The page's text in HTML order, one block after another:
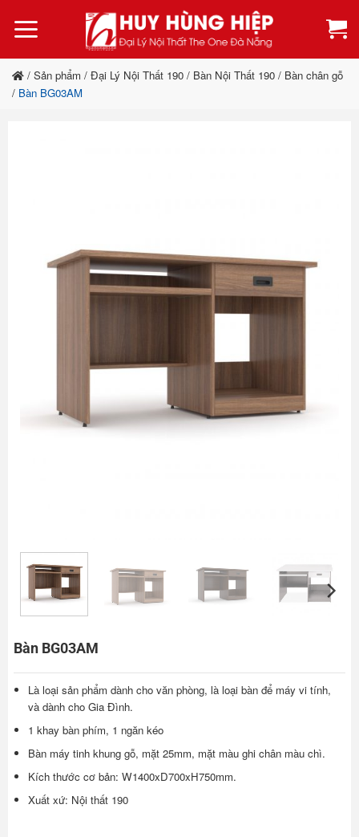
qua
dung
/ Sản phẩm / Đại Lý Nội Thất 190 / Bàn Nội Thất 190 / Bàn chân gỗ
/ Bàn BG03AM
Bàn BG03AM
Là loại sản phẩm dành cho văn phòng, là loại bàn để máy vi tính,
và dành cho Gia Đình.
1 khay bàn phím, 1 ngăn kéo
Bàn máy tinh khung gỗ, mặt 25mm, mặt màu ghi chân màu chì.
Kích thước cơ bản: W1400xD700xH750mm.
Xuất xứ: Nội thất 190